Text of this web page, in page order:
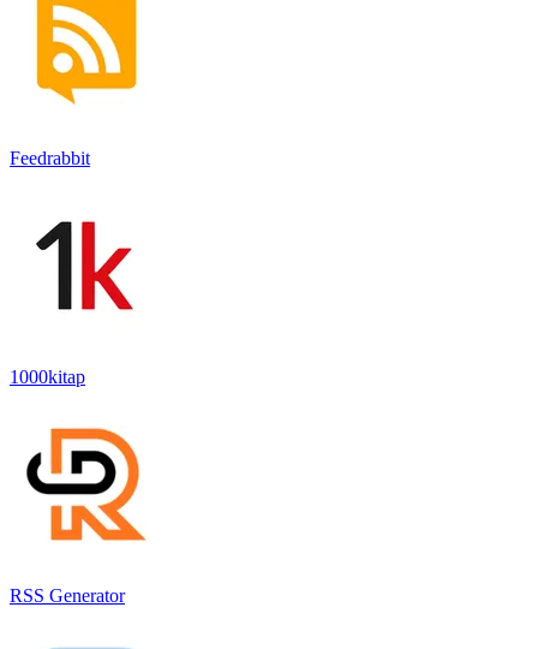
Feedrabbit
1000kitap
RSS Generator